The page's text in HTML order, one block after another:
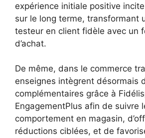
expérience initiale positive incite
sur le long terme, transformant
testeur en client fidèle avec un
d’achat.
De même, dans le commerce
enseignes intègrent désormais
complémentaires grâce à
EngagementPlus afin de suivre
comportement en magasin,
réductions ciblées, et de